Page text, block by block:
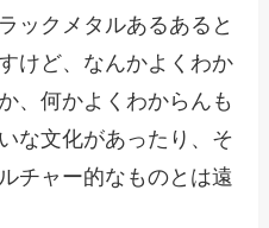
ックメタルあるあると
けど、なんかよくわか
、何かよくわからんも
な文化があったり、そ
チャー的なものとは遠